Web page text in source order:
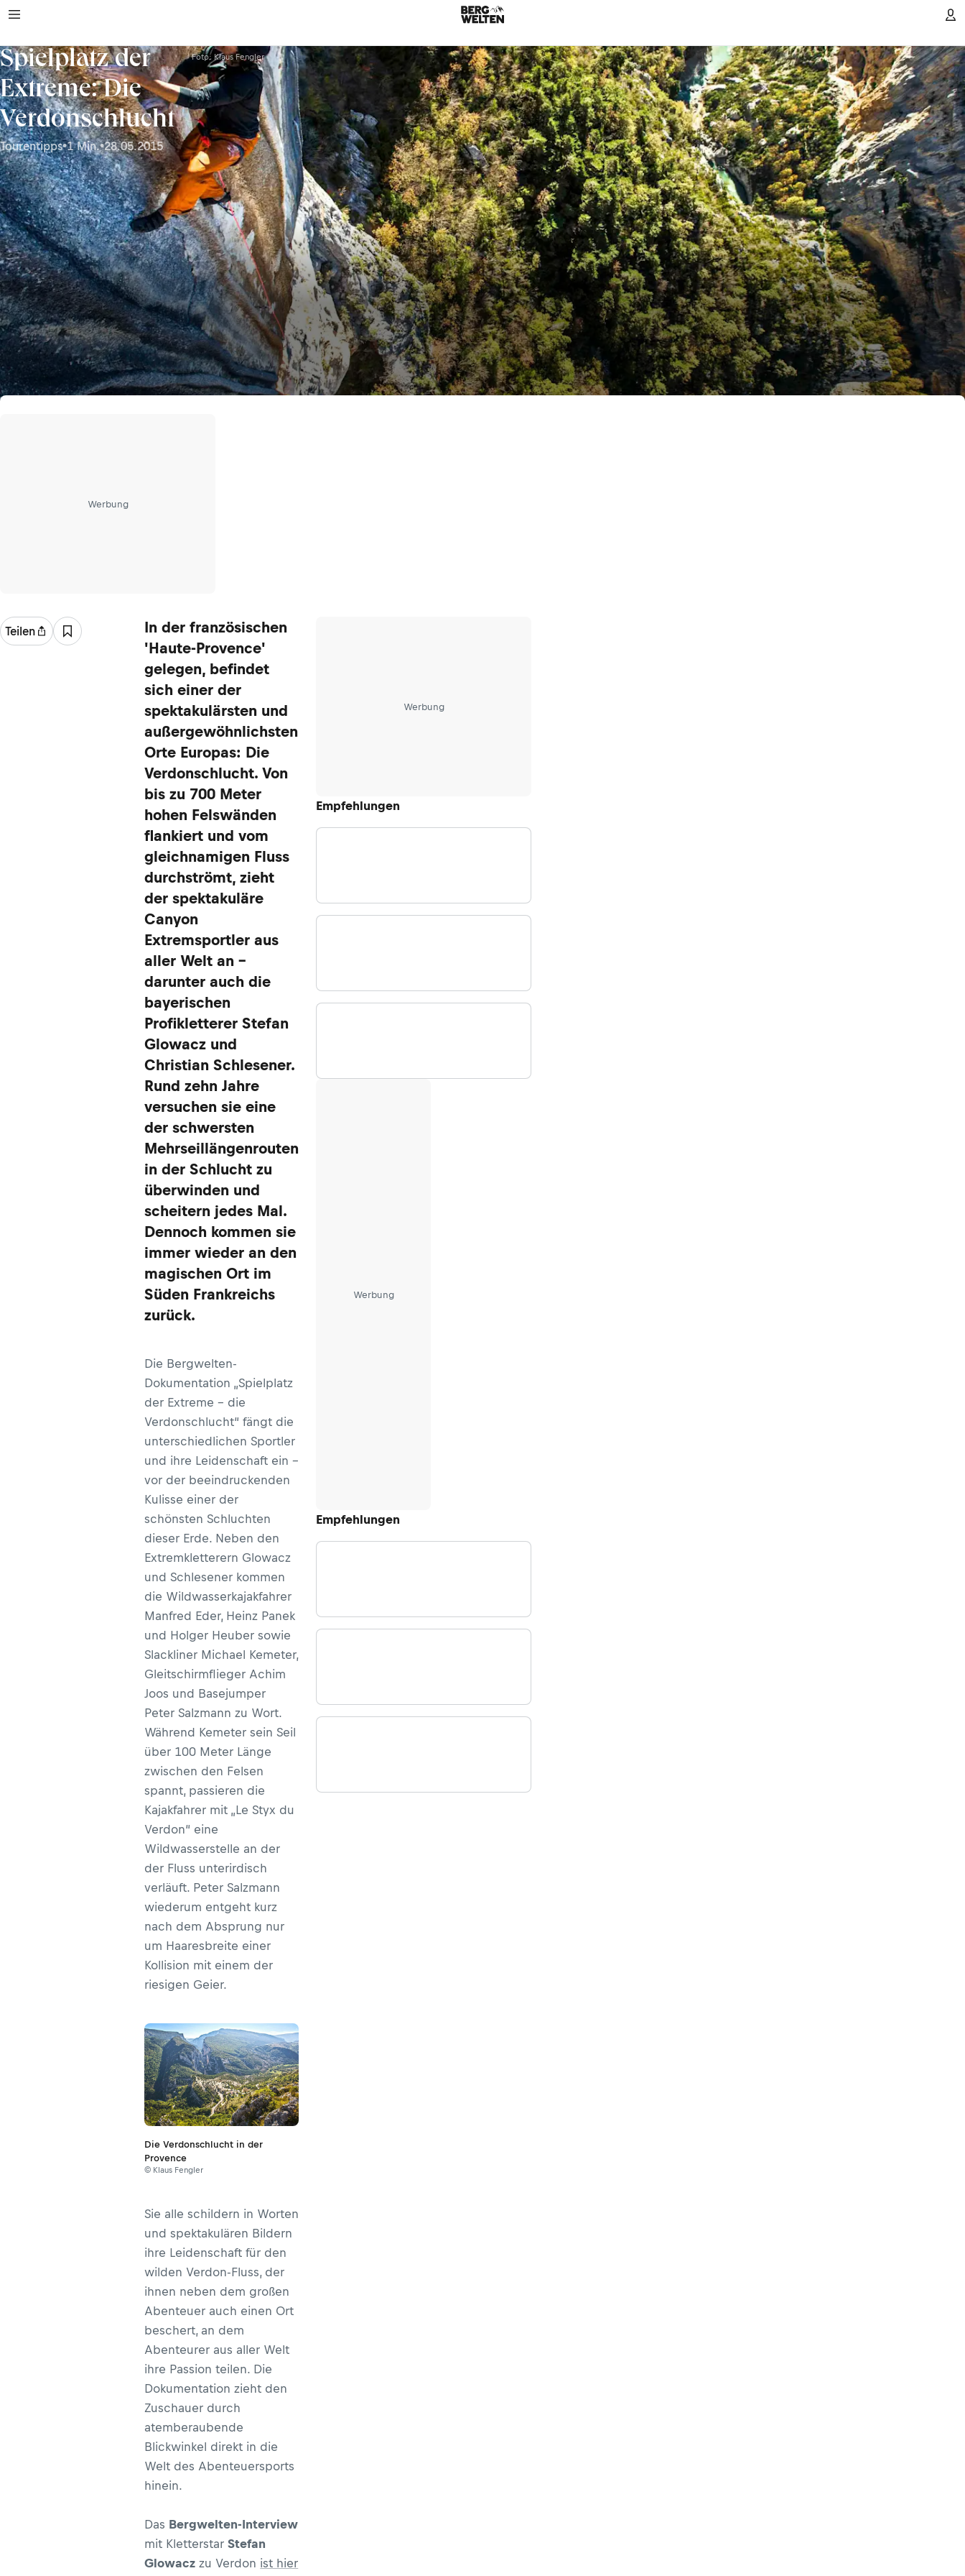
Spielplatz der
Extreme: Die
Verdonschlucht
Tourentipps•1 Min.•28.05.2015
Foto: Klaus Fengler
Werbung
Teilen
Werbung
Empfehlungen
Werbung
Empfehlungen
In der französischen
'Haute-Provence'
gelegen, befindet
sich einer der
spektakulärsten und
außergewöhnlichsten
Orte Europas: Die
Verdonschlucht. Von
bis zu 700 Meter
hohen Felswänden
flankiert und vom
gleichnamigen Fluss
durchströmt, zieht
der spektakuläre
Canyon
Extremsportler aus
aller Welt an –
darunter auch die
bayerischen
Profikletterer Stefan
Glowacz und
Christian Schlesener.
Rund zehn Jahre
versuchen sie eine
der schwersten
Mehrseillängenrouten
in der Schlucht zu
überwinden und
scheitern jedes Mal.
Dennoch kommen sie
immer wieder an den
magischen Ort im
Süden Frankreichs
zurück.
Die Bergwelten-
Dokumentation „Spielplatz
der Extreme – die
Verdonschlucht“ fängt die
unterschiedlichen Sportler
und ihre Leidenschaft ein –
vor der beeindruckenden
Kulisse einer der
schönsten Schluchten
dieser Erde. Neben den
Extremkletterern Glowacz
und Schlesener kommen
die Wildwasserkajakfahrer
Manfred Eder, Heinz Panek
und Holger Heuber sowie
Slackliner Michael Kemeter,
Gleitschirmflieger Achim
Joos und Basejumper
Peter Salzmann zu Wort.
Während Kemeter sein Seil
über 100 Meter Länge
zwischen den Felsen
spannt, passieren die
Kajakfahrer mit „Le Styx du
Verdon“ eine
Wildwasserstelle an der
der Fluss unterirdisch
verläuft. Peter Salzmann
wiederum entgeht kurz
nach dem Absprung nur
um Haaresbreite einer
Kollision mit einem der
riesigen Geier.
Die Verdonschlucht in der
Provence
© Klaus Fengler
Sie alle schildern in Worten
und spektakulären Bildern
ihre Leidenschaft für den
wilden Verdon-Fluss, der
ihnen neben dem großen
Abenteuer auch einen Ort
beschert, an dem
Abenteurer aus aller Welt
ihre Passion teilen. Die
Dokumentation zieht den
Zuschauer durch
atemberaubende
Blickwinkel direkt in die
Welt des Abenteuersports
hinein.
Das Bergwelten-Interview
mit KletterstarStefan
Glowacz zu Verdon ist hier